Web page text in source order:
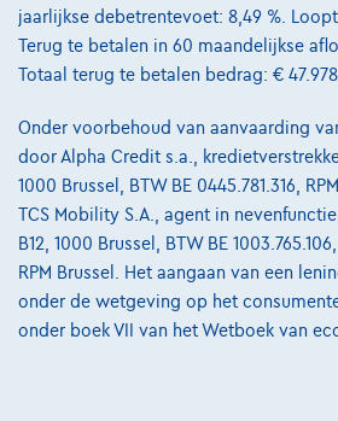
223 i x Drive M sport Harman/Kardon
01/2023
32.184 km Benzine Automaat
Vanaf €612,12 /maand
met een
van€8.587,12
Ontdek het volledige cijfervoorbeeld
3390 Tielt-Winge,
Vergelijk
jaarlijkse debetrentevoet: 8,49 %.
Terug te betalen in 60 maandelijkse
Totaal terug te betalen bedrag: €
Onder voorbehoud van aanvaarding
door Alpha Credit s.a.,
1000 Brussel, BTW BE 0445.781.316,
TCS Mobility S.A., agent in
B12, 1000 Brussel, BTW BE
RPM Brussel. Het aangaan van een
onder de wetgeving op het
onder boek VII van het Wetboek van